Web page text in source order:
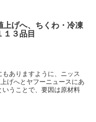
上げへ、ちくわ・冷凍
１３品目
ありますように、ニッス
げへとヤフーニュースにあ
うことで、要因は原材料